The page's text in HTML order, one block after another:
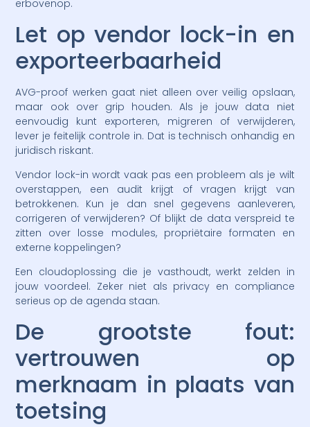
erbovenop.
Let op vendor lock-in en
exporteerbaarheid
AVG-proof werken gaat niet alleen over veilig opslaan,
maar ook over grip houden. Als je jouw data niet
eenvoudig kunt exporteren, migreren of verwijderen,
lever je feitelijk controle in. Dat is technisch onhandig en
juridisch riskant.
Vendor lock-in wordt vaak pas een probleem als je wilt
overstappen, een audit krijgt of vragen krijgt van
betrokkenen. Kun je dan snel gegevens aanleveren,
corrigeren of verwijderen? Of blijkt de data verspreid te
zitten over losse modules, propriëtaire formaten en
externe koppelingen?
Een cloudoplossing die je vasthoudt, werkt zelden in
jouw voordeel. Zeker niet als privacy en compliance
serieus op de agenda staan.
De grootste fout:
vertrouwen op
merknaam in plaats van
toetsing